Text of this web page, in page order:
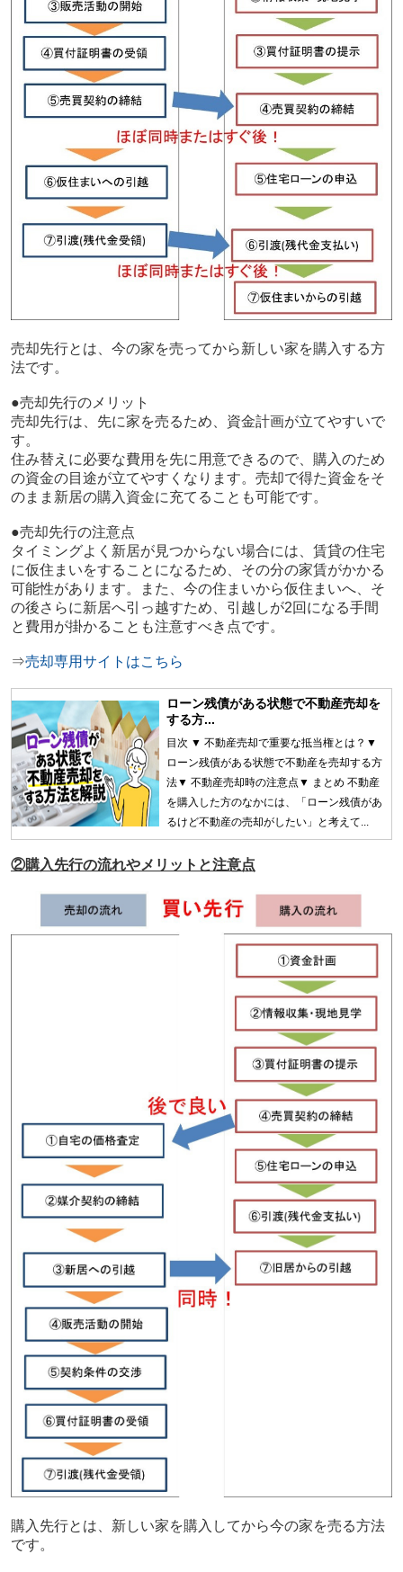
売却先行とは、今の家を売ってから新しい家を購入する方
法です。
●売却先行のメリット
売却先行は、先に家を売るため、資金計画が立てやすいで
す。
住み替えに必要な費用を先に用意できるので、購入のため
の資金の目途が立てやすくなります。売却で得た資金をそ
のまま新居の購入資金に充てることも可能です。
●売却先行の注意点
タイミングよく新居が見つからない場合には、賃貸の住宅
に仮住まいをすることになるため、その分の家賃がかかる
可能性があります。また、今の住まいから仮住まいへ、そ
の後さらに新居へ引っ越すため、引越しが2回になる手間
と費用が掛かることも注意すべき点です。
⇒売却専用サイトはこちら
ローン残債がある状態で不動産売却を
する方...
目次 ▼ 不動産売却で重要な抵当権とは？▼
ローン残債がある状態で不動産を売却する方
法▼ 不動産売却時の注意点▼ まとめ 不動産
を購入した方のなかには、「ローン残債があ
るけど不動産の売却がしたい」と考えて...
②購入先行の流れやメリットと注意点
購入先行とは、新しい家を購入してから今の家を売る方法
です。